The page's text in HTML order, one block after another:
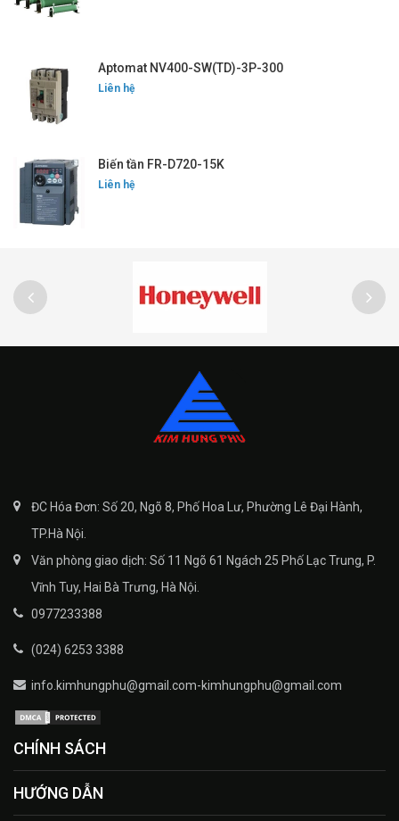
Aptomat NV400-SW(TD)-3P-300
Liên hệ
Biến tần FR-D720-15K
Liên hệ
ĐC Hóa Đơn: Số 20, Ngõ 8, Phố Hoa Lư, Phường Lê Đại Hành,
TP.Hà Nội.
Văn phòng giao dịch: Số 11 Ngõ 61 Ngách 25 Phố Lạc Trung, P.
Vĩnh Tuy, Hai Bà Trưng, Hà Nội.
0977233388
(024) 6253 3388
info.kimhungphu@gmail.com-kimhungphu@gmail.com
CHÍNH SÁCH
HƯỚNG DẪN